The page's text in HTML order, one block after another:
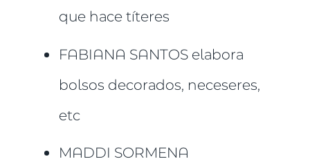
que hace títeres
FABIANA SANTOS elabora
bolsos decorados, neceseres,
etc
MADDI SORMENA